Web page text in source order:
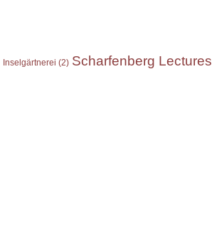
Inselgärtnerei (2) Scharfenberg Lectures